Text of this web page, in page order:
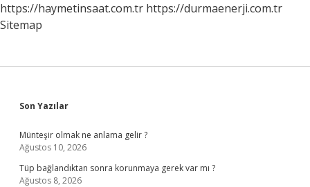
https://haymetinsaat.com.tr https://durmaenerji.com.tr
Sitemap
Sidebar
Son Yazılar
Münteşir olmak ne anlama gelir ?
Ağustos 10, 2026
Tüp bağlandıktan sonra korunmaya gerek var mı ?
Ağustos 8, 2026